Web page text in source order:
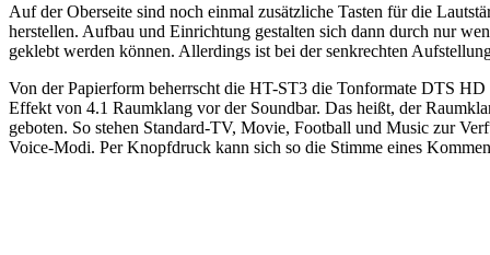
Auf der Oberseite sind noch einmal zusätzliche Tasten für die
herstellen. Aufbau und Einrichtung gestalten sich dann durch nur
geklebt werden können. Allerdings ist bei der senkrechten
Von der Papierform beherrscht die HT-ST3 die Tonformate DTS
Effekt von 4.1 Raumklang vor der Soundbar. Das heißt, der
geboten. So stehen Standard-TV, Movie, Football und Music zur
Voice-Modi. Per Knopfdruck kann sich so die Stimme eines